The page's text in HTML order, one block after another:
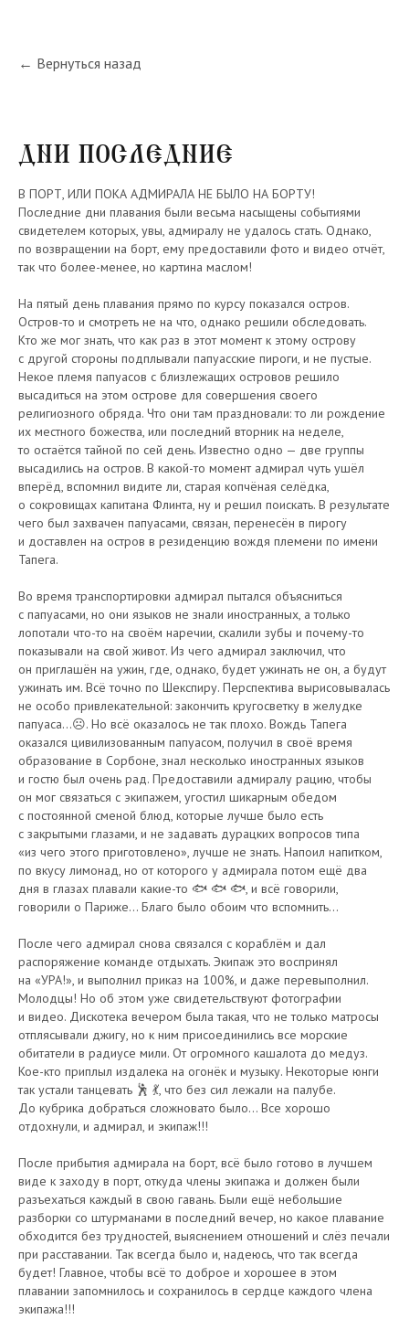
← Вернуться назад
ДНИ ПОСЛЕДНИЕ
В ПОРТ, ИЛИ ПОКА АДМИРАЛА НЕ БЫЛО НА БОРТУ!
Последние дни плавания были весьма насыщены событиями
свидетелем которых, увы, адмиралу не удалось стать. Однако,
по возвращении на борт, ему предоставили фото и видео отчёт,
так что более-менее, но картина маслом!
На пятый день плавания прямо по курсу показался остров.
Остров-то и смотреть не на что, однако решили обследовать.
Кто же мог знать, что как раз в этот момент к этому острову
с другой стороны подплывали папуасские пироги, и не пустые.
Некое племя папуасов с близлежащих островов решило
высадиться на этом острове для совершения своего
религиозного обряда. Что они там праздновали: то ли рождение
их местного божества, или последний вторник на неделе,
то остаётся тайной по сей день. Известно одно — две группы
высадились на остров. В какой-то момент адмирал чуть ушёл
вперёд, вспомнил видите ли, старая копчёная селёдка,
о сокровищах капитана Флинта, ну и решил поискать. В результате
чего был захвачен папуасами, связан, перенесён в пирогу
и доставлен на остров в резиденцию вождя племени по имени
Тапега.
Во время транспортировки адмирал пытался объясниться
с папуасами, но они языков не знали иностранных, а только
лопотали что-то на своём наречии, скалили зубы и почему-то
показывали на свой живот. Из чего адмирал заключил, что
он приглашён на ужин, где, однако, будет ужинать не он, а будут
ужинать им. Всё точно по Шекспиру. Перспектива вырисовывалась
не особо привлекательной: закончить кругосветку в желудке
папуаса…☹️. Но всё оказалось не так плохо. Вождь Тапега
оказался цивилизованным папуасом, получил в своё время
образование в Сорбоне, знал несколько иностранных языков
и гостю был очень рад. Предоставили адмиралу рацию, чтобы
он мог связаться с экипажем, угостил шикарным обедом
с постоянной сменой блюд, которые лучше было есть
с закрытыми глазами, и не задавать дурацких вопросов типа
«из чего этого приготовлено», лучше не знать. Напоил напитком,
по вкусу лимонад, но от которого у адмирала потом ещё два
дня в глазах плавали какие-то 🐟 🐟 🐟, и всё говорили,
говорили о Париже… Благо было обоим что вспомнить…
После чего адмирал снова связался с кораблём и дал
распоряжение команде отдыхать. Экипаж это воспринял
на «УРА!», и выполнил приказ на 100%, и даже перевыполнил.
Молодцы! Но об этом уже свидетельствуют фотографии
и видео. Дискотека вечером была такая, что не только матросы
отплясывали джигу, но к ним присоединились все морские
обитатели в радиусе мили. От огромного кашалота до медуз.
Кое-кто приплыл издалека на огонёк и музыку. Некоторые юнги
так устали танцевать 🕺 💃, что без сил лежали на палубе.
До кубрика добраться сложновато было… Все хорошо
отдохнули, и адмирал, и экипаж!!!
После прибытия адмирала на борт, всё было готово в лучшем
виде к заходу в порт, откуда члены экипажа и должен были
разъехаться каждый в свою гавань. Были ещё небольшие
разборки со штурманами в последний вечер, но какое плавание
обходится без трудностей, выяснением отношений и слёз печали
при расставании. Так всегда было и, надеюсь, что так всегда
будет! Главное, чтобы всё то доброе и хорошее в этом
плавании запомнилось и сохранилось в сердце каждого члена
экипажа!!!